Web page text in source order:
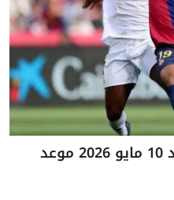
كلاسيكو الأرض اليوم الأحد 10 مايو 2026 موعد